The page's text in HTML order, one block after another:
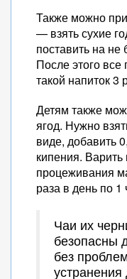
Также можно
— взять сухие
поставить на
После этого все
такой напиток 3
Детям также
ягод. Нужно
виде, добавить
кипения.
процеживания
раза в день по 1
Чаи их
безопасны
без